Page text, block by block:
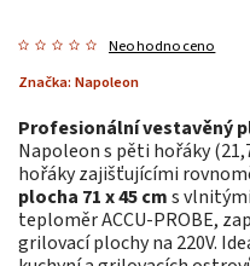
Neohodnoceno
Značka: Napoleon
Profesionální vestavěný
Napoleon s pěti hořáky
hořáky zajišťujícími
plocha 71 x 45 cms
teploměr ACCU-PROBE,
grilovací plochy na 220V.